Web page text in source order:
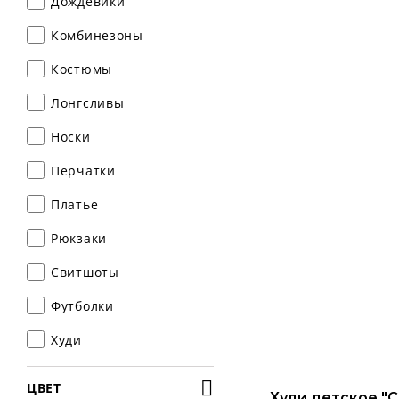
Комбинезоны
Костюмы
Лонгсливы
Носки
Перчатки
Платье
Рюкзаки
Свитшоты
Футболки
Худи
ЦВЕТ